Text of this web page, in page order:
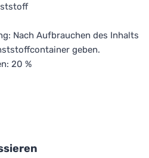
Nach Aufbrauchen des Inhalts
geben.
20 %